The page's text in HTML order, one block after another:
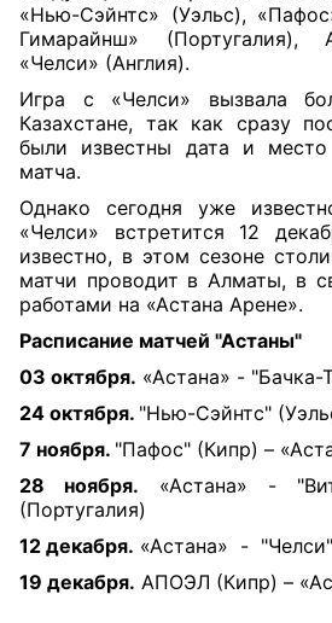
«Нью-Сэйнтс» (Уэльс),
Гимарайнш»
«Челси» (Англия).
Игра с «Челси» вызвала
Казахстане, так как сразу
были известны дата и место
матча.
Однако сегодня уже
«Челси» встретится 12
известно, в этом сезоне
матчи проводит в Алматы, в
работами на «Астана Арене».
Расписание матчей "Астаны"
03 октября. «Астана» - "Бачка-
24 октября. "Нью-Сэйнтс"
7 ноября. "Пафос" (Кипр) –
28 ноября. «Астана» -
(Португалия)
12 декабря. «Астана» -
19 декабря. АПОЭЛ (Кипр) –